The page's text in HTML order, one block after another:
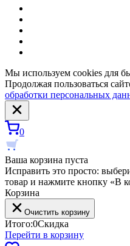
Мы используем cookies для
Продолжая пользоваться
обработки персональных
0
Ваша корзина пуста
Исправить это просто:
товар и нажмите кнопку «В
Корзина
Очистить корзину
Итого:0Скидка
Перейти в корзину